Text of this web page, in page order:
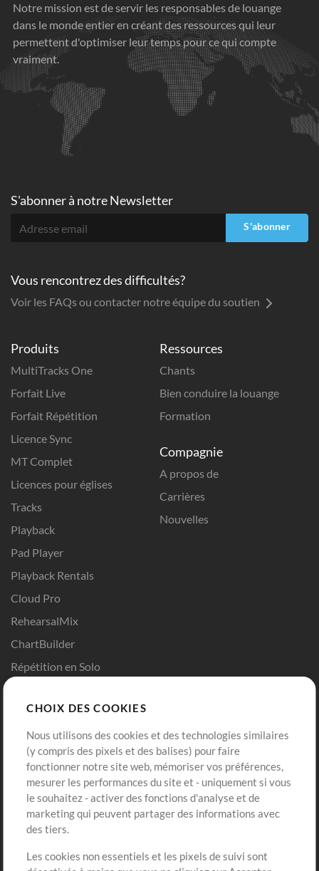
Notre mission est de servir les responsables de louange
dans le monde entier en créant des ressources qui leur
permettent d'optimiser leur temps pour ce qui compte
vraiment.
Produits
MultiTracks One
Forfait Live
Forfait Répétition
Licence Sync
MT Complet
Licences pour églises
Tracks
Playback
Pad Player
Playback Rentals
Cloud Pro
RehearsalMix
ChartBuilder
Répétition en Solo
Modèles ProPresenter
Sons
Ressources
Chants
Bien conduire la louange
Formation
Compagnie
A propos de
Carrières
Nouvelles
Boutique
Acheter des crédits
Contenu gratuit
Compte
Connexion
S'inscrire
S'abonner à notre Newsletter
S'abonner
Vous rencontrez des difficultés?
Voir les FAQs ou contacter notre équipe du soutien
CHOIX DES COOKIES
Nous utilisons des cookies et des technologies similaires
(y compris des pixels et des balises) pour faire
fonctionner notre site web, mémoriser vos préférences,
mesurer les performances du site et - uniquement si vous
le souhaitez - activer des fonctions d'analyse et de
marketing qui peuvent partager des informations avec
des tiers.
Les cookies non essentiels et les pixels de suivi sont